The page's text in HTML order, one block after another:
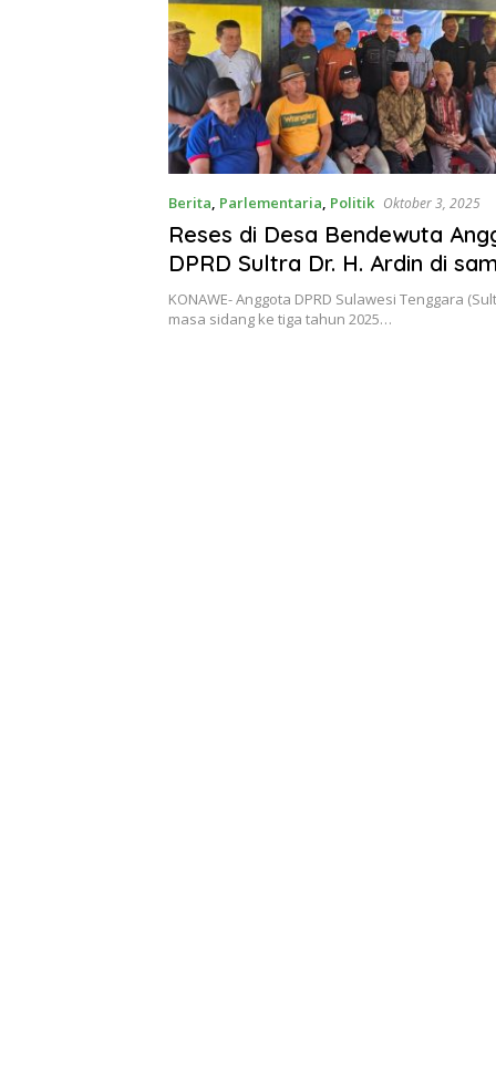
Berita Parlementaria Politik Oktober 3, 2025
Reses di Desa Bendewuta
DPRD Sultra Dr. H. Ardin di
Hangat Warga
KONAWE- Anggota DPRD Sulawesi Tenggara
masa sidang ke tiga tahun 2025…